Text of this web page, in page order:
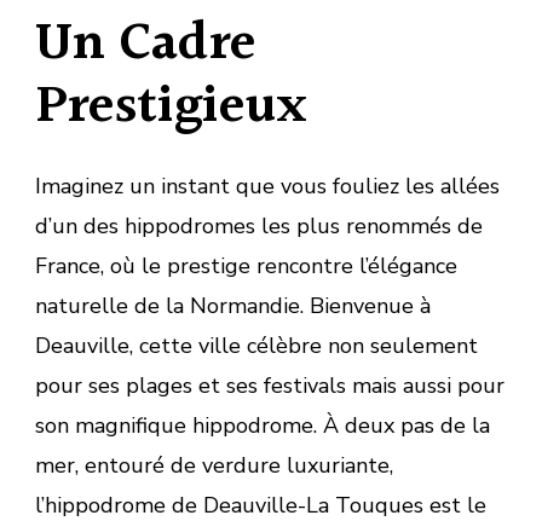
Un Cadre
Prestigieux
Imaginez un instant que vous fouliez les allées
d’un des hippodromes les plus renommés de
France, où le prestige rencontre l’élégance
naturelle de la Normandie. Bienvenue à
Deauville, cette ville célèbre non seulement
pour ses plages et ses festivals mais aussi pour
son magnifique hippodrome. À deux pas de la
mer, entouré de verdure luxuriante,
l’hippodrome de Deauville-La Touques est le